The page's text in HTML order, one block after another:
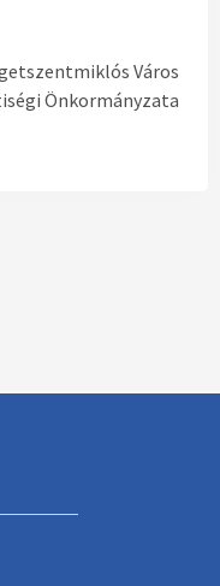
Város
Önkormányzata